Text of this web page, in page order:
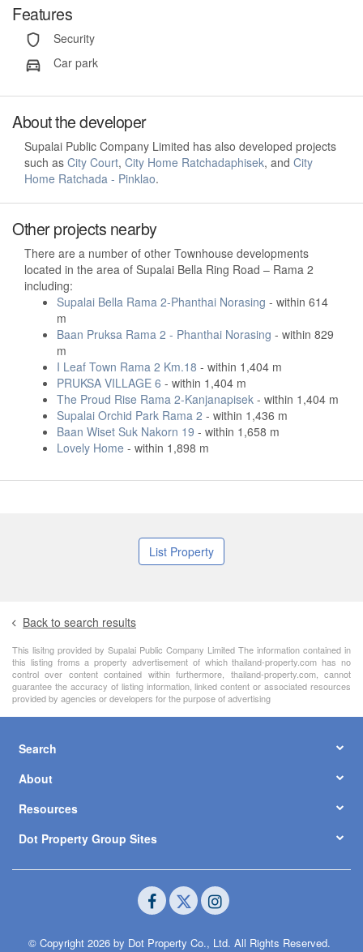
Features
Security
Car park
About the developer
Supalai Public Company Limited has also developed projects
such as City Court, City Home Ratchadaphisek, and City
Home Ratchada - Pinklao.
Other projects nearby
There are a number of other Townhouse developments
located in the area of Supalai Bella Ring Road – Rama 2
including:
Supalai Bella Rama 2-Phanthai Norasing - within 614
m
Baan Pruksa Rama 2 - Phanthai Norasing - within 829
m
I Leaf Town Rama 2 Km.18 - within 1,404 m
PRUKSA VILLAGE 6 - within 1,404 m
The Proud Rise Rama 2-Kanjanapisek - within 1,404 m
Supalai Orchid Park Rama 2 - within 1,436 m
Baan Wiset Suk Nakorn 19 - within 1,658 m
Lovely Home - within 1,898 m
List Property
Back to search results
This lisitng provided by Supalai Public Company Limited The information contained in
this listing froms a property advertisement of which thailand-property.com has no
control over content contained within furthermore, thailand-property.com, cannot
guarantee the accuracy of listing information, linked content or associated resources
provided by agencies or developers for the purpose of advertising
Search
About
Resources
Dot Property Group Sites
© Copyright 2026 by Dot Property Co., Ltd. All Rights Reserved.